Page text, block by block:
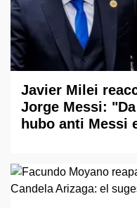
Javier Milei
Jorge Messi:
hubo anti Messi